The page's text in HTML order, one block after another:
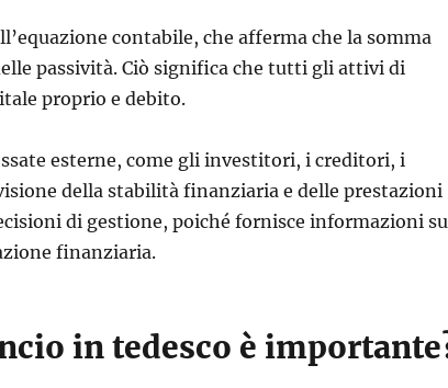
contabile, che afferma che la somma
passività. Ciò significa che tutti gli attivi di
proprio e debito.
esterne, come gli investitori, i creditori, i
della stabilità finanziaria e delle prestazioni
di gestione, poiché fornisce informazioni su
finanziaria.
in tedesco è